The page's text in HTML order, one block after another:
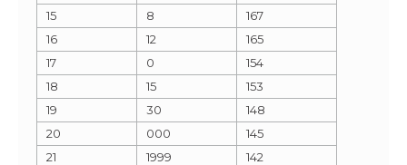
15
8
167
16
12
165
17
0
154
18
15
153
19
30
148
20
000
145
21
1999
142